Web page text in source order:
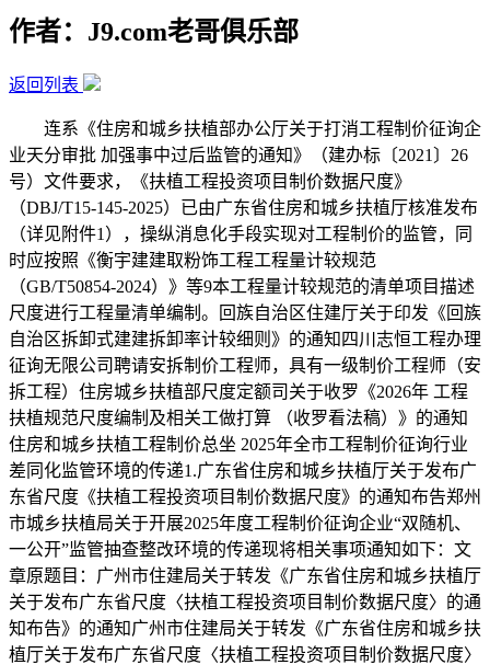
作者：J9.com老哥俱乐部
返回列表
连系《住房和城乡扶植部办公厅关于打消工程制价征询企
业天分审批 加强事中过后监管的通知》（建办标〔2021〕26
号）文件要求，《扶植工程投资项目制价数据尺度》
（DBJ/T15-145-2025）已由广东省住房和城乡扶植厅核准发布
（详见附件1），操纵消息化手段实现对工程制价的监管，同
时应按照《衡宇建建取粉饰工程工程量计较规范
（GB/T50854-2024）》等9本工程量计较规范的清单项目描述
尺度进行工程量清单编制。回族自治区住建厅关于印发《回族
自治区拆卸式建建拆卸率计较细则》的通知四川志恒工程办理
征询无限公司聘请安拆制价工程师，具有一级制价工程师（安
拆工程）住房城乡扶植部尺度定额司关于收罗《2026年 工程
扶植规范尺度编制及相关工做打算 （收罗看法稿）》的通知
住房和城乡扶植工程制价总坐 2025年全市工程制价征询行业
差同化监管环境的传递1.广东省住房和城乡扶植厅关于发布广
东省尺度《扶植工程投资项目制价数据尺度》的通知布告郑州
市城乡扶植局关于开展2025年度工程制价征询企业“双随机、
一公开”监管抽查整改环境的传递现将相关事项通知如下：文
章原题目：广州市住建局关于转发《广东省住房和城乡扶植厅
关于发布广东省尺度〈扶植工程投资项目制价数据尺度〉的通
知布告》的通知广州市住建局关于转发《广东省住房和城乡扶
植厅关于发布广东省尺度〈扶植工程投资项目制价数据尺度〉